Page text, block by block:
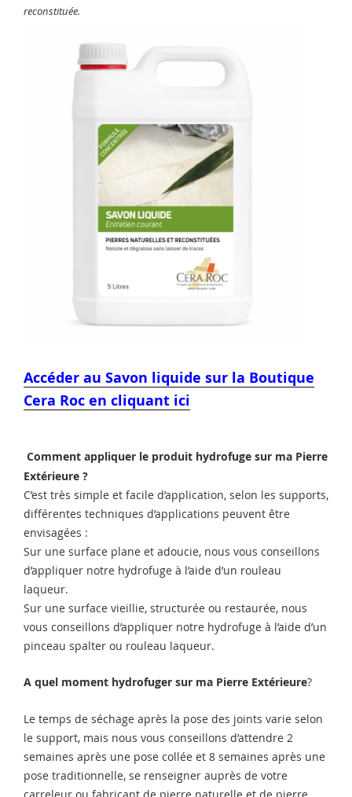
reconstituée.
Accéder au Savon liquide sur la Boutique
Cera Roc en cliquant ici
Comment appliquer le produit hydrofuge sur ma Pierre
Extérieure ?
C’est très simple et facile d’application, selon les supports,
différentes techniques d’applications peuvent être
envisagées :
Sur une surface plane et adoucie, nous vous conseillons
d’appliquer notre hydrofuge à l’aide d’un rouleau
laqueur.
Sur une surface vieillie, structurée ou restaurée, nous
vous conseillons d’appliquer notre hydrofuge à l’aide d’un
pinceau spalter ou rouleau laqueur.
A quel moment hydrofuger sur ma Pierre Extérieure?
Le temps de séchage après la pose des joints varie selon
le support, mais nous vous conseillons d’attendre 2
semaines après une pose collée et 8 semaines après une
pose traditionnelle, se renseigner auprès de votre